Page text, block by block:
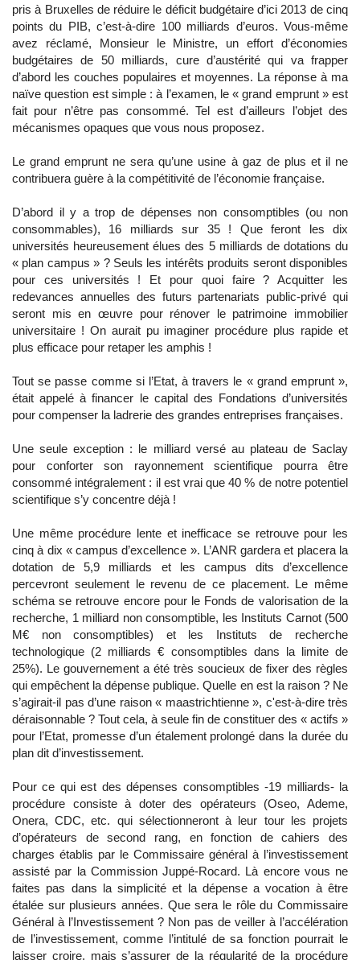
pris à Bruxelles de réduire le déficit budgétaire d’ici 2013 de cinq
points du PIB, c’est-à-dire 100 milliards d’euros. Vous-même
avez réclamé, Monsieur le Ministre, un effort d’économies
budgétaires de 50 milliards, cure d’austérité qui va frapper
d’abord les couches populaires et moyennes. La réponse à ma
naïve question est simple : à l’examen, le « grand emprunt » est
fait pour n’être pas consommé. Tel est d’ailleurs l’objet des
mécanismes opaques que vous nous proposez.
Le grand emprunt ne sera qu’une usine à gaz de plus et il ne
contribuera guère à la compétitivité de l’économie française.
D’abord il y a trop de dépenses non consomptibles (ou non
consommables), 16 milliards sur 35 ! Que feront les dix
universités heureusement élues des 5 milliards de dotations du
« plan campus » ? Seuls les intérêts produits seront disponibles
pour ces universités ! Et pour quoi faire ? Acquitter les
redevances annuelles des futurs partenariats public-privé qui
seront mis en œuvre pour rénover le patrimoine immobilier
universitaire ! On aurait pu imaginer procédure plus rapide et
plus efficace pour retaper les amphis !
Tout se passe comme si l’Etat, à travers le « grand emprunt »,
était appelé à financer le capital des Fondations d’universités
pour compenser la ladrerie des grandes entreprises françaises.
Une seule exception : le milliard versé au plateau de Saclay
pour conforter son rayonnement scientifique pourra être
consommé intégralement : il est vrai que 40 % de notre potentiel
scientifique s’y concentre déjà !
Une même procédure lente et inefficace se retrouve pour les
cinq à dix « campus d’excellence ». L’ANR gardera et placera la
dotation de 5,9 milliards et les campus dits d’excellence
percevront seulement le revenu de ce placement. Le même
schéma se retrouve encore pour le Fonds de valorisation de la
recherche, 1 milliard non consomptible, les Instituts Carnot (500
M€ non consomptibles) et les Instituts de recherche
technologique (2 milliards € consomptibles dans la limite de
25%). Le gouvernement a été très soucieux de fixer des règles
qui empêchent la dépense publique. Quelle en est la raison ? Ne
s’agirait-il pas d’une raison « maastrichtienne », c'est-à-dire très
déraisonnable ? Tout cela, à seule fin de constituer des « actifs »
pour l’Etat, promesse d’un étalement prolongé dans la durée du
plan dit d’investissement.
Pour ce qui est des dépenses consomptibles -19 milliards- la
procédure consiste à doter des opérateurs (Oseo, Ademe,
Onera, CDC, etc. qui sélectionneront à leur tour les projets
d’opérateurs de second rang, en fonction de cahiers des
charges établis par le Commissaire général à l’investissement
assisté par la Commission Juppé-Rocard. Là encore vous ne
faites pas dans la simplicité et la dépense a vocation à être
étalée sur plusieurs années. Que sera le rôle du Commissaire
Général à l’Investissement ? Non pas de veiller à l’accélération
de l’investissement, comme l’intitulé de sa fonction pourrait le
laisser croire, mais s’assurer de la régularité de la procédure